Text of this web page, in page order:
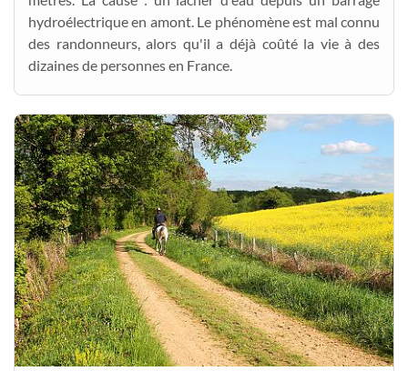
hydroélectrique en amont. Le phénomène est mal connu
des randonneurs, alors qu'il a déjà coûté la vie à des
dizaines de personnes en France.